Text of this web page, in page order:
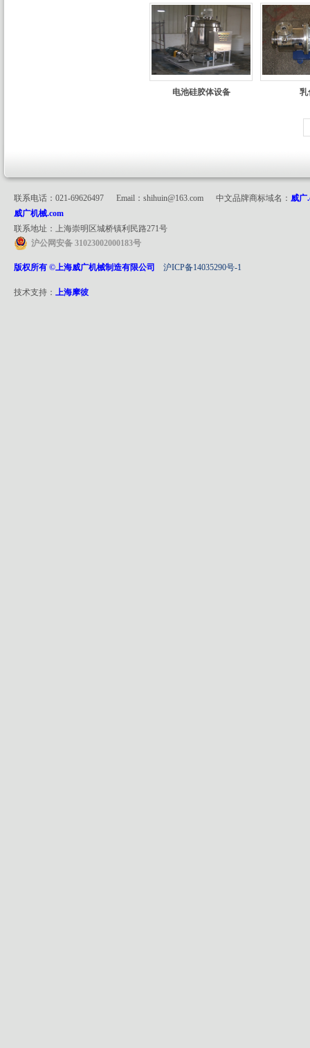
电池硅胶体设备 乳
联系电话：021-69626497 Email：shihuin@163.com 中文品牌商标域名： 威广
威广机械.com
联系地址：上海崇明区城桥镇利民路271号
沪公网安备 31023002000183号
版权所有 ©上海威广机械制造有限公司 沪ICP备14035290号-1
技术支持： 上海摩彼